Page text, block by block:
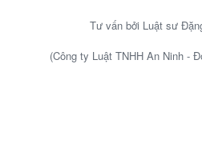
Tư vấn bởi Luật sư
(Công ty Luật TNHH An Ninh -